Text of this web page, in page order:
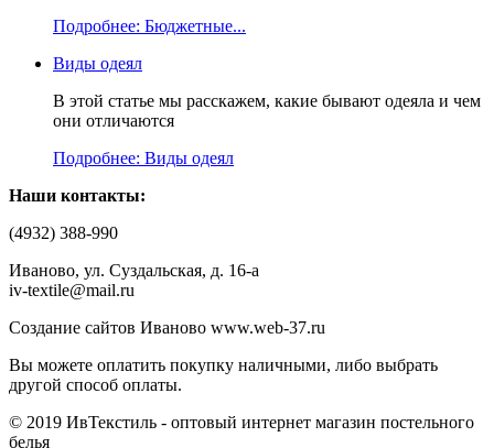
Подробнее: Бюджетные...
Виды одеял
В этой статье мы расскажем, какие бывают одеяла и чем
они отличаются
Подробнее: Виды одеял
Наши контакты:
(4932) 388-990
Иваново, ул. Суздальская, д. 16-а
iv-textile@mail.ru
Создание сайтов Иваново www.web-37.ru
Вы можете оплатить покупку наличными, либо выбрать
другой способ оплаты.
© 2019 ИвТекстиль - оптовый интернет магазин постельного
белья